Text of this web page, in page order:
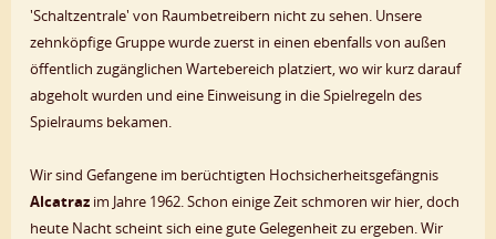
'Schaltzentrale' von Raumbetreibern nicht zu sehen. Unsere
zehnköpfige Gruppe wurde zuerst in einen ebenfalls von außen
öffentlich zugänglichen Wartebereich platziert, wo wir kurz darauf
abgeholt wurden und eine Einweisung in die Spielregeln des
Spielraums bekamen.
Wir sind Gefangene im berüchtigten Hochsicherheitsgefängnis
Alcatraz im Jahre 1962. Schon einige Zeit schmoren wir hier, doch
heute Nacht scheint sich eine gute Gelegenheit zu ergeben. Wir